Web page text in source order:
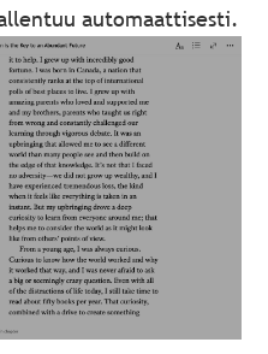
automaattisesti.